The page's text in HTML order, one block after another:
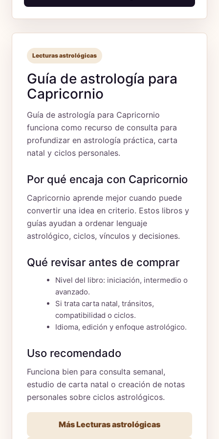
Lecturas astrológicas
Guía de astrología para
Capricornio
Guía de astrología para Capricornio
funciona como recurso de consulta para
profundizar en astrología práctica, carta
natal y ciclos personales.
Por qué encaja con Capricornio
Capricornio aprende mejor cuando puede
convertir una idea en criterio. Estos libros y
guías ayudan a ordenar lenguaje
astrológico, ciclos, vínculos y decisiones.
Qué revisar antes de comprar
Nivel del libro: iniciación, intermedio o
avanzado.
Si trata carta natal, tránsitos,
compatibilidad o ciclos.
Idioma, edición y enfoque astrológico.
Uso recomendado
Funciona bien para consulta semanal,
estudio de carta natal o creación de notas
personales sobre ciclos astrológicos.
Más Lecturas astrológicas